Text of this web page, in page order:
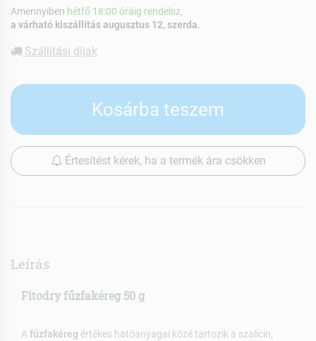
Amennyiben hétfő 18:00 óráig rendelsz,
a várható kiszállítás augusztus 12, szerda
Szállítási díjak
Kosárba teszem
Értesítést kérek, ha a termék ára csökken
Leírás
Fitodry fűzfakéreg 50 g
A fűzfakéreg értékes hatóanyagai közé tartozik a szalicin,